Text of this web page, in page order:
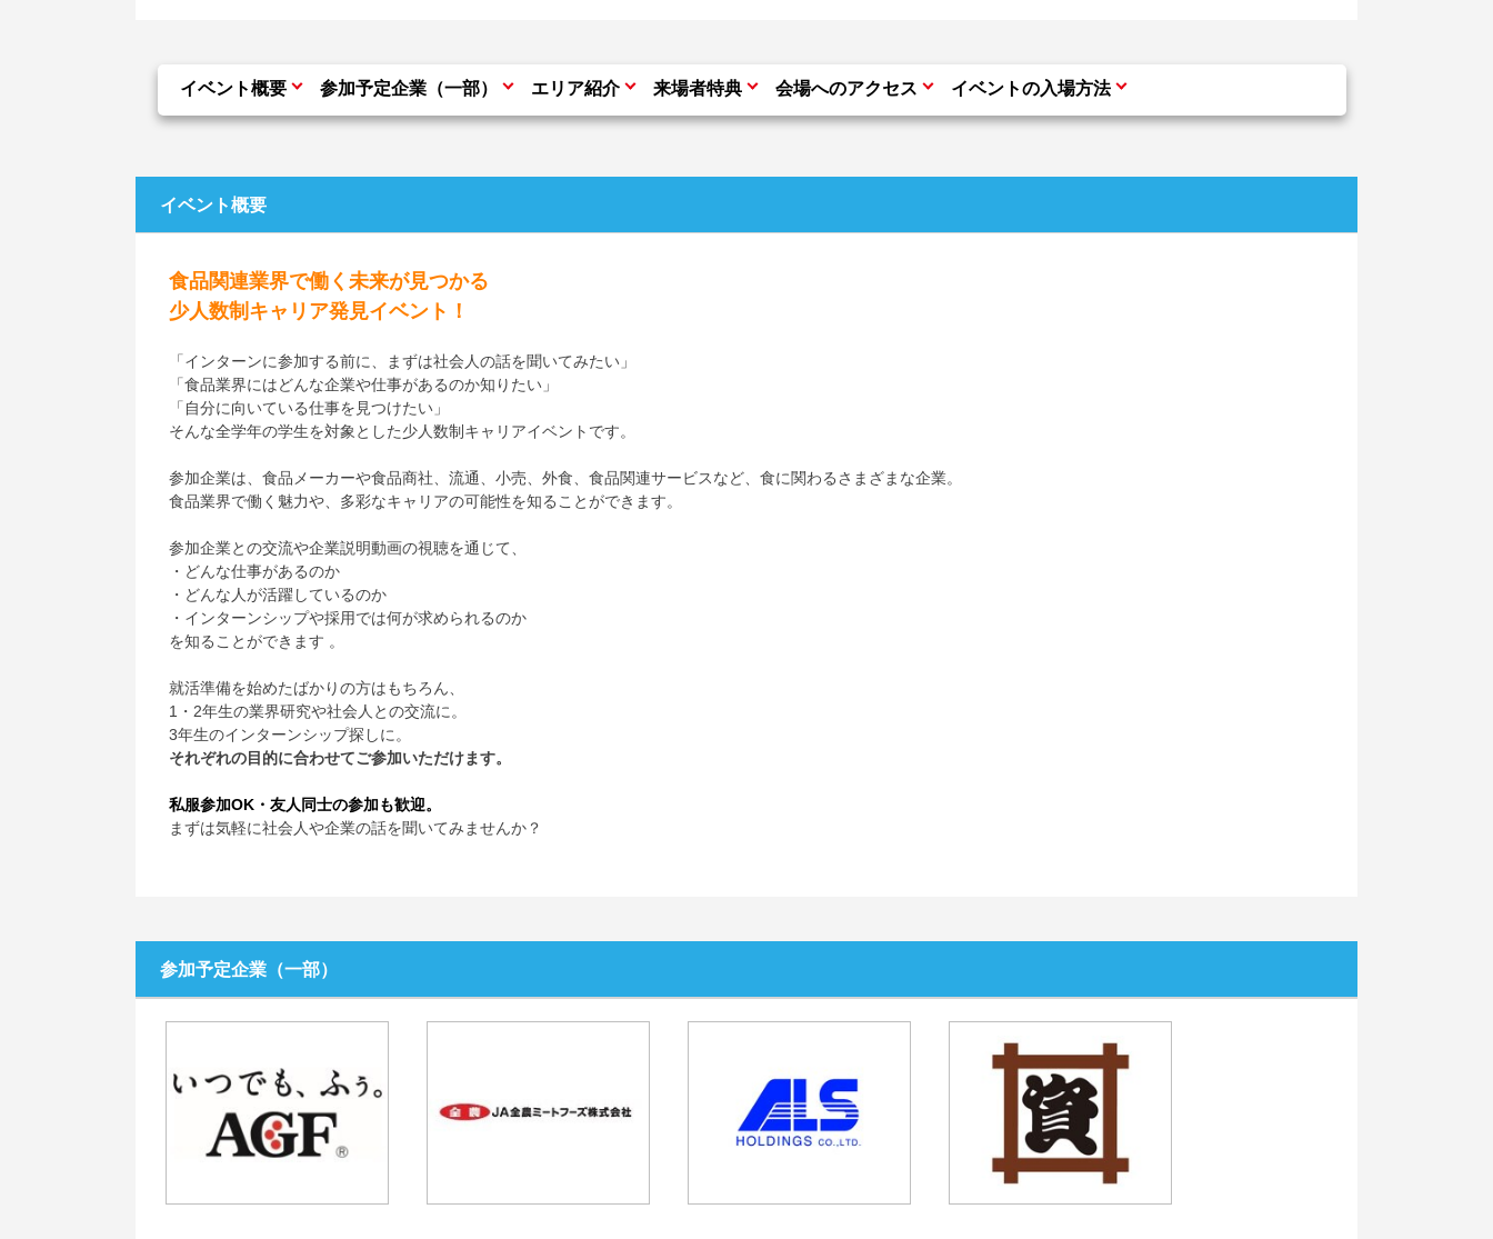
イベント概要 参加予定企業（一部） エリア紹介 来場者特典 会場へのアクセス イベントの入場方法
イベント概要
食品関連業界で働く未来が見つかる
少人数制キャリア発見イベント！
「インターンに参加する前に、まずは社会人の話を聞いてみたい」
「食品業界にはどんな企業や仕事があるのか知りたい」
「自分に向いている仕事を見つけたい」
そんな全学年の学生を対象とした少人数制キャリアイベントです。
参加企業は、食品メーカーや食品商社、流通、小売、外食、食品関連サービスなど、食に関わるさまざまな企業。
食品業界で働く魅力や、多彩なキャリアの可能性を知ることができます。
参加企業との交流や企業説明動画の視聴を通じて、
・どんな仕事があるのか
・どんな人が活躍しているのか
・インターンシップや採用では何が求められるのか
を知ることができます 。
就活準備を始めたばかりの方はもちろん、
1・2年生の業界研究や社会人との交流に。
3年生のインターンシップ探しに。
それぞれの目的に合わせてご参加いただけます。
私服参加OK・友人同士の参加も歓迎。
まずは気軽に社会人や企業の話を聞いてみませんか？
参加予定企業（一部）